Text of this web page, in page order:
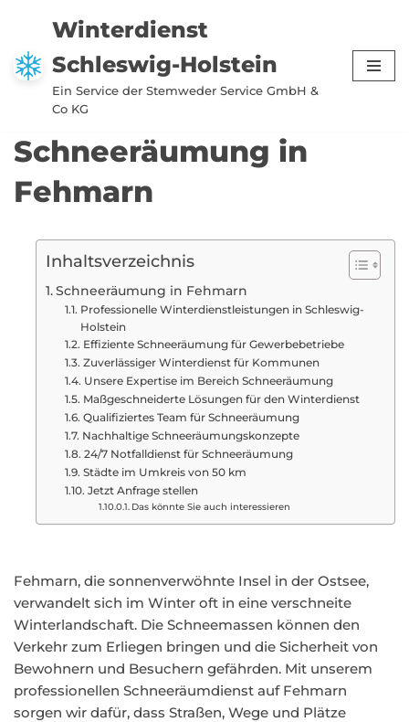
Zum
Inhalt
springen
Winterdienst
Schleswig-Holstein
Ein Service der Stemweder Service GmbH &
Co KG
Schneeräumung in
Fehmarn
Inhaltsverzeichnis
Schneeräumung in Fehmarn
Professionelle Winterdienstleistungen in Schleswig-
Holstein
Effiziente Schneeräumung für Gewerbebetriebe
Zuverlässiger Winterdienst für Kommunen
Unsere Expertise im Bereich Schneeräumung
Maßgeschneiderte Lösungen für den Winterdienst
Qualifiziertes Team für Schneeräumung
Nachhaltige Schneeräumungskonzepte
24/7 Notfalldienst für Schneeräumung
Städte im Umkreis von 50 km
Jetzt Anfrage stellen
Das könnte Sie auch interessieren
Fehmarn, die sonnenverwöhnte Insel in der Ostsee,
verwandelt sich im Winter oft in eine verschneite
Winterlandschaft. Die Schneemassen können den
Verkehr zum Erliegen bringen und die Sicherheit von
Bewohnern und Besuchern gefährden. Mit unserem
professionellen Schneeräumdienst auf Fehmarn
sorgen wir dafür, dass Straßen, Wege und Plätze